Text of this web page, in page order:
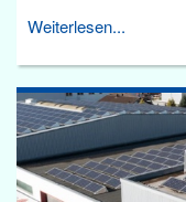
Weiterlesen...